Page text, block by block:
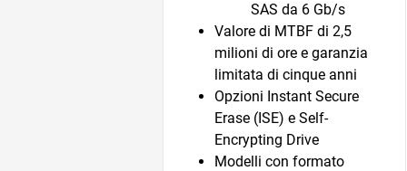
SAS da 6 Gb/s
Valore di MTBF di 2,5
milioni di ore e garanzia
limitata di cinque anni
Opzioni Instant Secure
Erase (ISE) e Self-
Encrypting Drive
Modelli con formato